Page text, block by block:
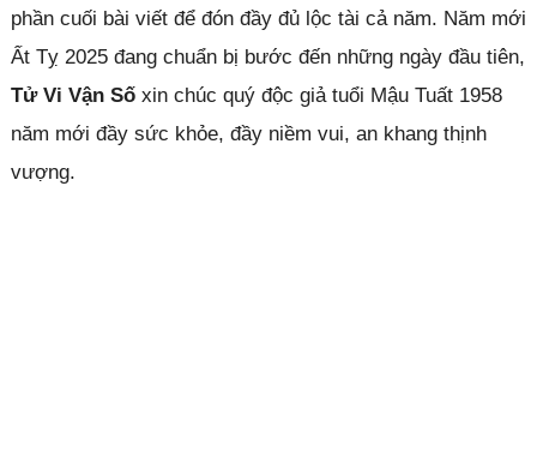
phần cuối bài viết để đón đầy đủ lộc tài cả năm. Năm mới
Ất Tỵ 2025 đang chuẩn bị bước đến những ngày đầu tiên,
Tử Vi Vận Sốxin chúc quý độc giả tuổi Mậu Tuất 1958
năm mới đầy sức khỏe, đầy niềm vui, an khang thịnh
vượng.